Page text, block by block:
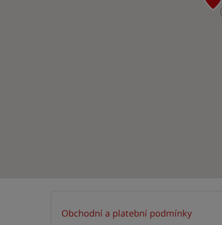
Obchodní a platební podmínky